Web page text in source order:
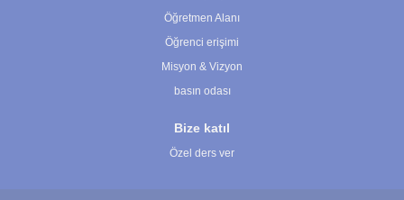
Öğretmen Alanı
Öğrenci erişimi
Misyon & Vizyon
basın odası
Bize katıl
Özel ders ver